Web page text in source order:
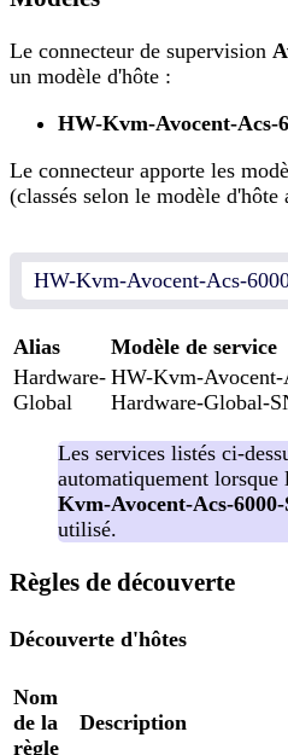
Le connecteur de supervision
un modèle d'hôte :
HW-Kvm-Avocent-Acs-
Le connecteur apporte les
(classés selon le modèle
HW-Kvm-Avocent-Acs-
Alias Modèle de service
Hardware-
Global
HW-Kvm-Avocent-
Hardware-Global-
Les services listés ci-
automatiquement lorsque
Kvm-Avocent-Acs-
utilisé.
Règles de découverte
Découverte d'hôtes
Nom
de la
règle
Description